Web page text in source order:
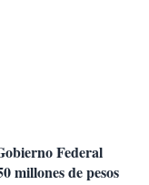
Federal
millones de pesos